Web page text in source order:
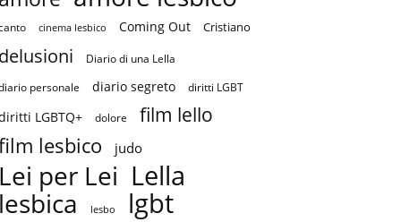
cinema lesbico Coming Out Cristiano
Diario di una Lella
personale
diario segreto diritti LGBT
LGBTQ+ dolore film lello
lesbico judo
per Lei Lella
lesbo lgbt